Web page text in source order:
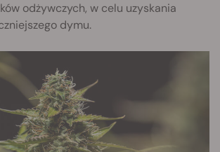
odżywczych, w celu uzyskania
dymu.